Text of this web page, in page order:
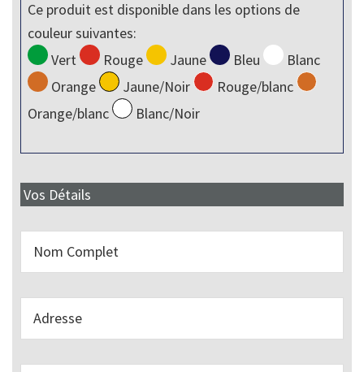
Ce produit est disponible dans les options de
couleur suivantes:
Vert
Rouge Jaune Bleu
Blanc
Orange
Jaune/Noir
Rouge/blanc
Orange/blanc
Blanc/Noir
Vos Détails